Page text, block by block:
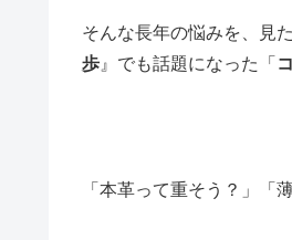
そんな長年の悩みを、見
歩 』でも話題になった「
「本革って重そう？」「